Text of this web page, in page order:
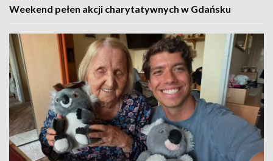
Weekend pełen akcji charytatywnych w Gdańsku